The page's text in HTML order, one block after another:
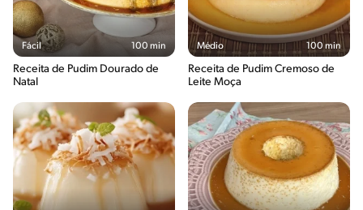
Fácil 100 min
Receita de Pudim Dourado de
Natal
Médio 100 min
Receita de Pudim Cremoso de
Leite Moça